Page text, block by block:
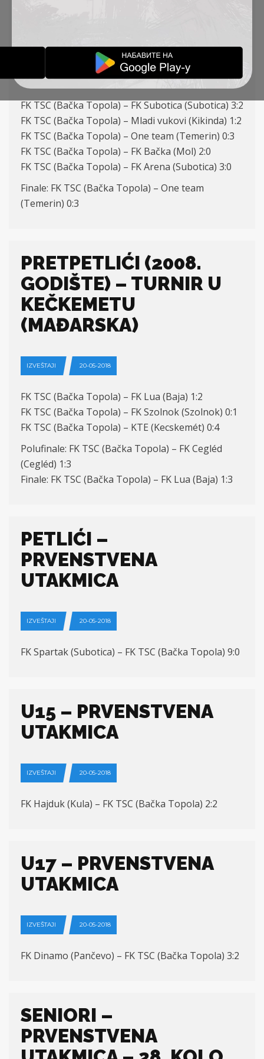
20-05-2018
FK TSC (Bačka Topola) – FK Subotica (Subotica) 3:2
FK TSC (Bačka Topola) – Mladi vukovi (Kikinda) 1:2
FK TSC (Bačka Topola) – One team (Temerin) 0:3
FK TSC (Bačka Topola) – FK Bačka (Mol) 2:0
FK TSC (Bačka Topola) – FK Arena (Subotica) 3:0
Finale: FK TSC (Bačka Topola) – One team
(Temerin) 0:3
PRETPETLIĆI (2008.
GODIŠTE) – TURNIR U
KEČKEMETU
(MAĐARSKA)
IZVEŠTAJI 20-05-2018
FK TSC (Bačka Topola) – FK Lua (Baja) 1:2
FK TSC (Bačka Topola) – FK Szolnok (Szolnok) 0:1
FK TSC (Bačka Topola) – KTE (Kecskemét) 0:4
Polufinale: FK TSC (Bačka Topola) – FK Cegléd
(Cegléd) 1:3
Finale: FK TSC (Bačka Topola) – FK Lua (Baja) 1:3
PETLIĆI –
PRVENSTVENA
UTAKMICA
IZVEŠTAJI 20-05-2018
FK Spartak (Subotica) – FK TSC (Bačka Topola) 9:0
U15 – PRVENSTVENA
UTAKMICA
IZVEŠTAJI 20-05-2018
FK Hajduk (Kula) – FK TSC (Bačka Topola) 2:2
U17 – PRVENSTVENA
UTAKMICA
IZVEŠTAJI 20-05-2018
FK Dinamo (Pančevo) – FK TSC (Bačka Topola) 3:2
SENIORI –
PRVENSTVENA